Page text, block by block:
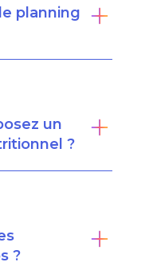
planning
un
?
?